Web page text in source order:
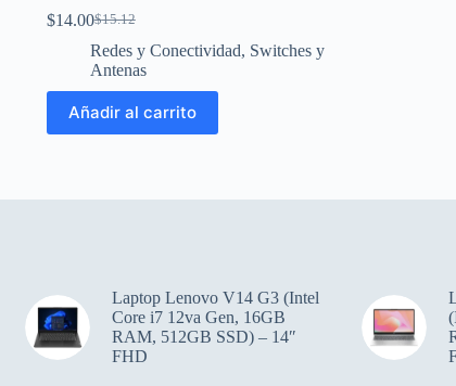
$15.12
El
precio
original
$15.12.
$14.00El
precio
actual
$14.00.
Redes y Conectividad, Switches y
Antenas
Añadir al carrito
Laptop Lenovo V14 G3 (Intel
Core i7 12va Gen, 16GB
RAM, 512GB SSD) – 14″
FHD